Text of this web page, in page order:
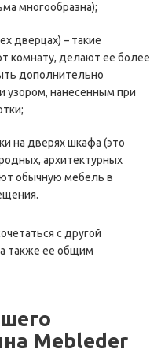
многообразна);
дверцах) – такие
комнату, делают ее более
дополнительно
узором, нанесенным при
на дверях шкафа (это
архитектурных
обычную мебель в
с другой
также ее общим
Mebleder